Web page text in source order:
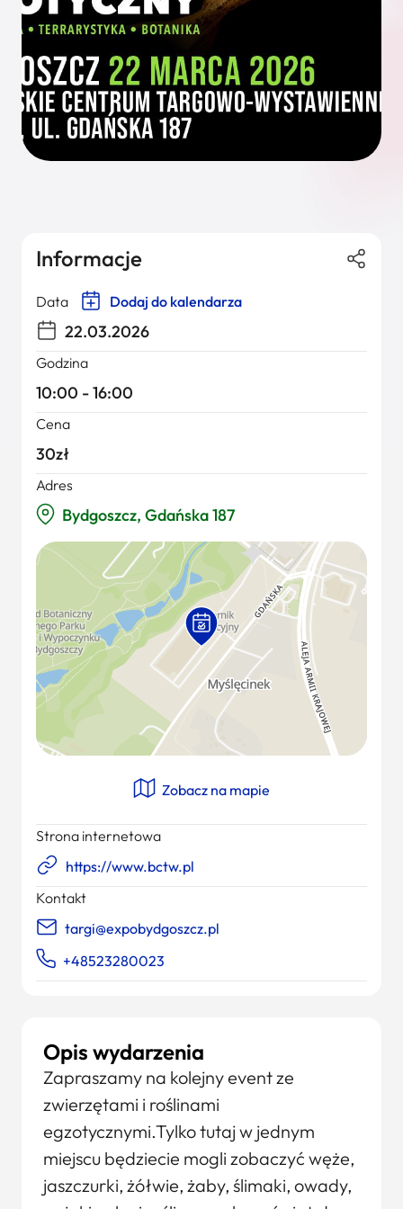
Opis wydarzenia
Zapraszamy na kolejny event ze
zwierzętami i roślinami
egzotycznymi.Tylko tutaj w jednym
miejscu będziecie mogli zobaczyć węże,
jaszczurki, żółwie, żaby, ślimaki, owady,
Informacje
Data Dodaj do kalendarza
22.03.2026
Godzina
10:00 - 16:00
Cena
30zł
Adres
Bydgoszcz, Gdańska 187
Zobacz na mapie
Strona internetowa
https://www.bctw.pl
Kontakt
targi@expobydgoszcz.pl
+48523280023